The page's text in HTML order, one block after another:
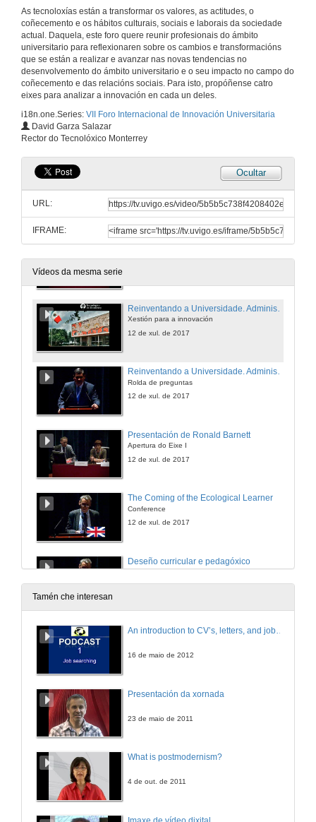
As tecnoloxías están a transformar os valores, as actitudes, o
coñecemento e os hábitos culturais, sociais e laborais da sociedade
actual. Daquela, este foro quere reunir profesionais do ámbito
universitario para reflexionaren sobre os cambios e transformacións
que se están a realizar e avanzar nas novas tendencias no
desenvolvemento do ámbito universitario e o seu impacto no campo do
coñecemento e das relacións sociais. Para isto, propóñense catro
eixes para analizar a innovación en cada un deles.
i18n.one.Series: VII Foro Internacional de Innovación Universitaria
David Garza Salazar
Rector do Tecnolóxico Monterrey
Ocultar
URL:
IFRAME:
Vídeos da mesma serie
12 de xul. de 2017
12 de xul. de 2017
VII Foro Internacional de Innovación Universitaria
12 de xul. de 2017
VII Foro Internacional de Innovación Universitaria
Discurso de apertura de Gloria Pena Uris
12 de xul. de 2017
Conferencia inaugural
Xestión para a innovación
12 de xul. de 2017
Reinventando a Universidade. Administración do cambio e cultura de innovación
Rolda de preguntas
12 de xul. de 2017
Presentación de Ronald Barnett
Apertura do Eixe I
12 de xul. de 2017
The Coming of the Ecological Learner
Conference
12 de xul. de 2017
Deseño curricular e pedagóxico
Conferencia
12 de xul. de 2017
Question Time
Rolda de preguntas
Tamén che interesan
An introduction to CV’s, letters, and job searching
16 de maio de 2012
Presentación da xornada
23 de maio de 2011
What is postmodernism?
4 de out. de 2011